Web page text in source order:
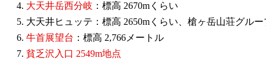
4. 大天井岳西分岐 ：標高 2670mくらい
5. 大天井ヒュッテ：標高 2650mくらい、槍ヶ岳山荘グル
6. 牛首展望台 ：標高 2,766メートル
7. 貧乏沢入口 2549m地点